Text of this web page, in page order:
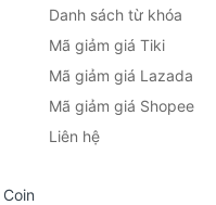
Danh sách từ khóa
Mã giảm giá Tiki
Mã giảm giá Lazada
Mã giảm giá Shopee
Liên hệ
Coin